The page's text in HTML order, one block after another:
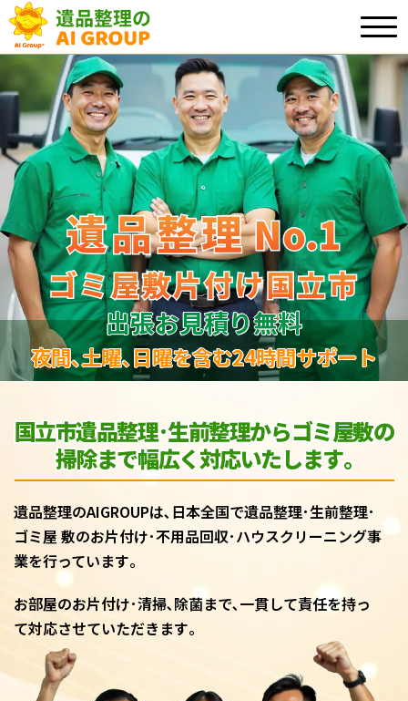
遺品整理No.1
ゴミ屋敷片付け国立市
遺品整理No.1
ゴミ屋敷片付け国立市
出張お見積り無料
夜間､土曜､日曜を含む24時間サポート
国立市遺品整理･生前整理からゴミ屋敷の
掃除まで幅広く対応いたします｡
遺品整理のAIGROUPは､日本全国で遺品整理･生前整理･
ゴミ屋 敷のお片付け･不用品回収･ハウスクリーニング事
業を行っています｡
お部屋のお片付け･清掃､除菌まで､一貫して責任を持っ
て対応させていただきます｡